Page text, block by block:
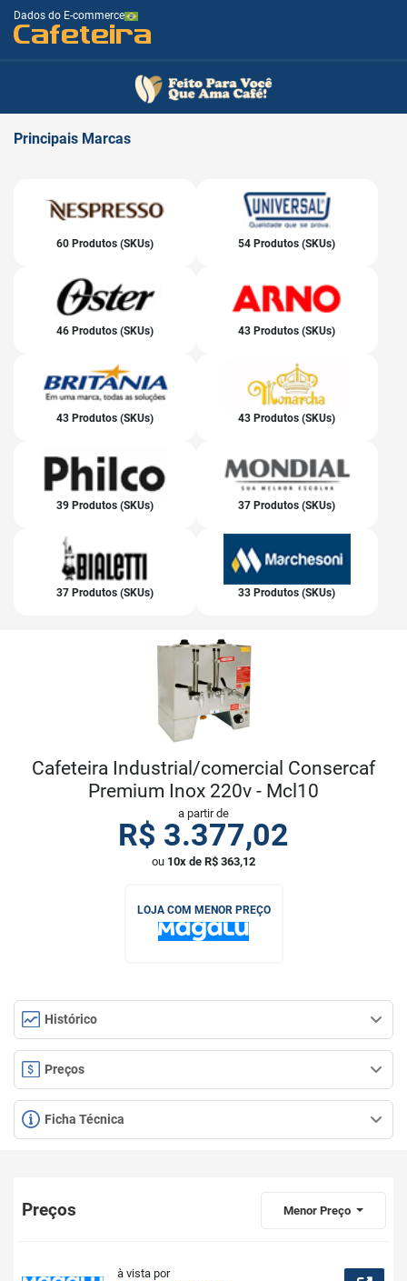
Dados do E-commerce
Cafeteira
Principais Marcas
60 Produtos (SKUs) 54 Produtos (SKUs)
46 Produtos (SKUs) 43 Produtos (SKUs)
43 Produtos (SKUs) 43 Produtos (SKUs)
39 Produtos (SKUs) 37 Produtos (SKUs)
37 Produtos (SKUs) 33 Produtos (SKUs)
Cafeteira Industrial/comercial Consercaf
Premium Inox 220v - Mcl10
a partir de
R$ 3.377,02
ou 10x de R$ 363,12
LOJA COM MENOR PREÇO
Histórico
Preços
Ficha Técnica
Preços Menor Preço
à vista por